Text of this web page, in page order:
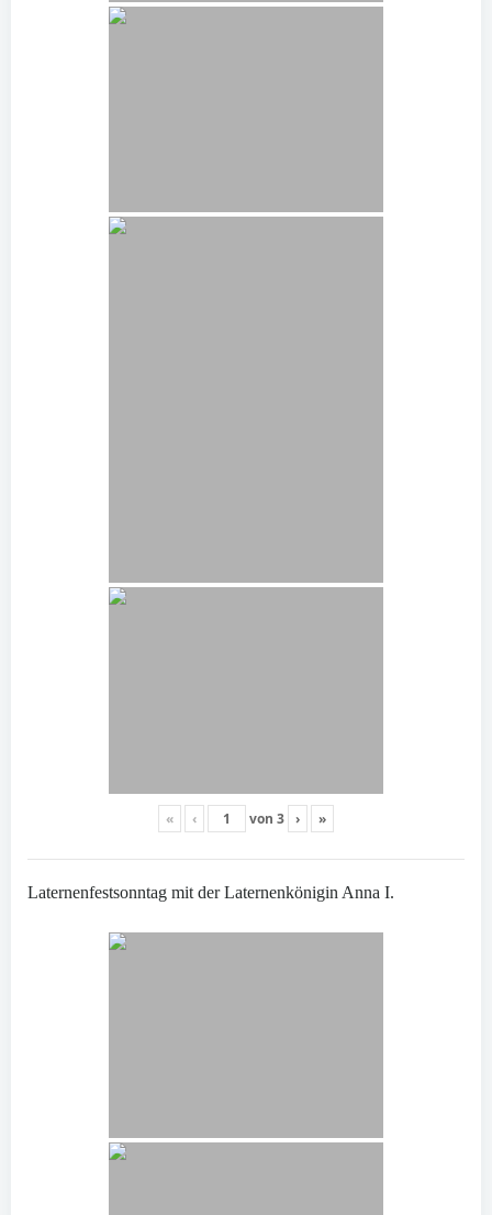
« ‹ von 3 › »
Laternenfestsonntag mit der Laternenkönigin Anna I.